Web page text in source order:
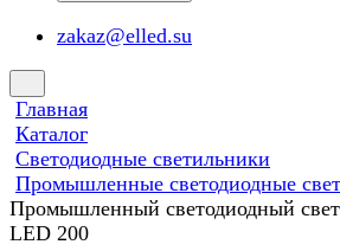
zakaz@elled.su
Главная
Каталог
Светодиодные светильники
Промышленные светодиодные
Промышленный светодиодный
LED 200